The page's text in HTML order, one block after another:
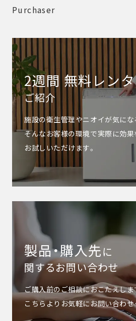
Purchaser
2週間 無料レン
ご紹介
施設の衛生管理やニオイが気に
そんなお客様の環境で実際に効果
お試しいただけます。
製品・購入先に
関するお問い合わせ
ご購入前のご相談におこたえしま
こちらよりお気軽にお問い合わせ